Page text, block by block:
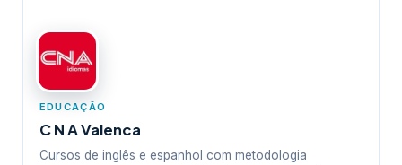
EDUCAÇÃO
C N A Valenca
Cursos de inglês e espanhol com metodologia